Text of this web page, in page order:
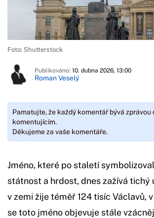
Foto: Shutterstock
Publikováno: 10. dubna 2026, 13:00
Roman Veselý
Pamatujte, že každý komentář bývá zprávou
komentujícím.
Děkujeme za vaše komentáře.
Jméno, které po staletí
státnost a hrdost, dnes zažívá tichý
v zemi žije téměř 124 tisíc Václavů,
se toto jméno objevuje stále